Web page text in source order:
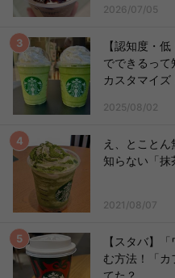
2026/07/05
【認知度・
でできるって
カスタマイ
2025/08/02
え、とこと
知らない「抹
2021/08/07
【スタバ】
む方法！「カ